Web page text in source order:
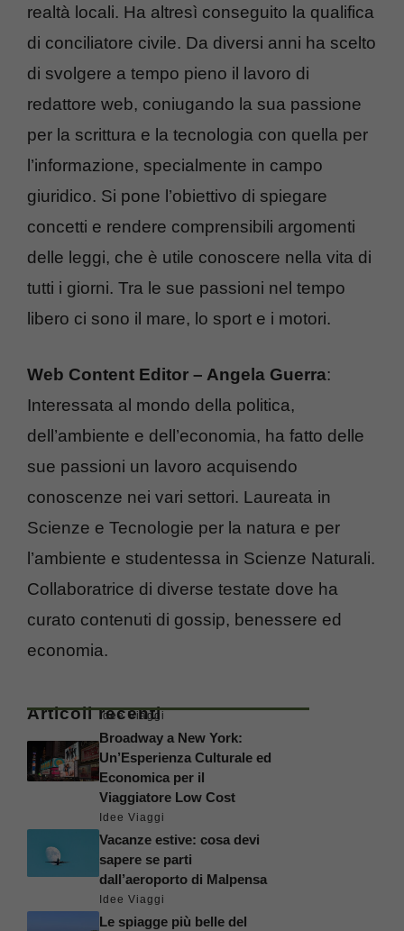
realtà locali. Ha altresì conseguito la qualifica
di conciliatore civile. Da diversi anni ha scelto
di svolgere a tempo pieno il lavoro di
redattore web, coniugando la sua passione
per la scrittura e la tecnologia con quella per
l’informazione, specialmente in campo
giuridico. Si pone l’obiettivo di spiegare
concetti e rendere comprensibili argomenti
delle leggi, che è utile conoscere nella vita di
tutti i giorni. Tra le sue passioni nel tempo
libero ci sono il mare, lo sport e i motori.
Web Content Editor – Angela Guerra:
Interessata al mondo della politica,
dell’ambiente e dell’economia, ha fatto delle
sue passioni un lavoro acquisendo
conoscenze nei vari settori. Laureata in
Scienze e Tecnologie per la natura e per
l’ambiente e studentessa in Scienze Naturali.
Collaboratrice di diverse testate dove ha
curato contenuti di gossip, benessere ed
economia.
Articoli recenti
Idee Viaggi
Broadway a New York:
Un’Esperienza Culturale ed
Economica per il
Viaggiatore Low Cost
Idee Viaggi
Vacanze estive: cosa devi
sapere se parti
dall’aeroporto di Malpensa
Idee Viaggi
Le spiagge più belle del